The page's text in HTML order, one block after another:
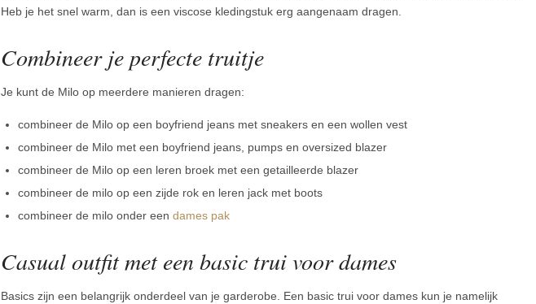
Heb je het snel warm, dan is een viscose kledingstuk erg aangenaam dragen.
Combineer je perfecte truitje
Je kunt de Milo op meerdere manieren dragen:
combineer de Milo op een boyfriend jeans met sneakers en een wollen vest
combineer de Milo met een boyfriend jeans, pumps en oversized blazer
combineer de Milo op een leren broek met een getailleerde blazer
combineer de milo op een zijde rok en leren jack met boots
combineer de milo onder een dames pak
Casual outfit met een basic trui voor dames
Basics zijn een belangrijk onderdeel van je garderobe. Een basic trui voor dames kun je namelijk